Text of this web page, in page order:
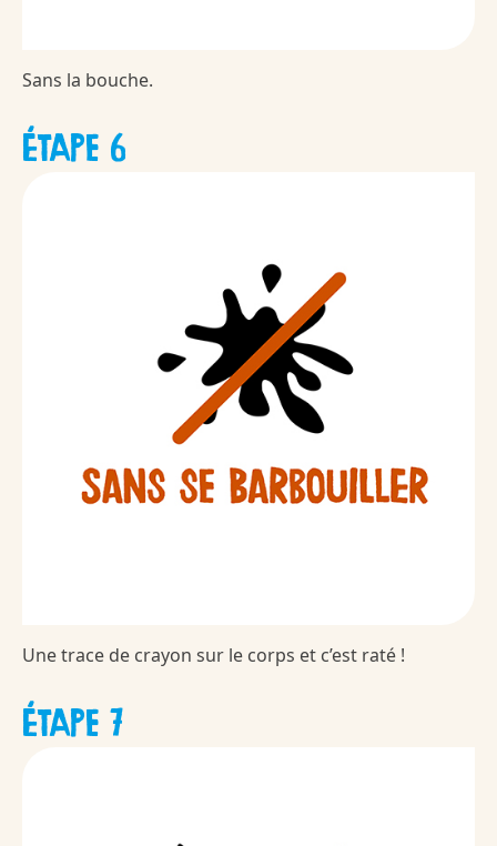
Sans la bouche.
ÉTAPE 6
Une trace de crayon sur le corps et c’est raté !
ÉTAPE 7